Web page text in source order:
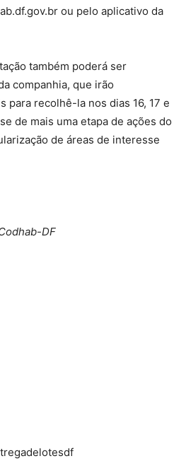
ou pelo aplicativo da
também poderá ser
companhia, que irão
para recolhê-la nos dias 16, 17 e
de mais uma etapa de ações do
de áreas de interesse
DF